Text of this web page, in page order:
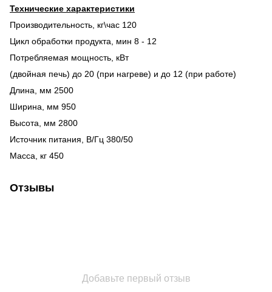
Технические характеристики
Производительность, кг\час 120
Цикл обработки продукта, мин 8 - 12
Потребляемая мощность, кВт
(двойная печь) до 20 (при нагреве) и до 12 (при работе)
Длина, мм 2500
Ширина, мм 950
Высота, мм 2800
Источник питания, В/Гц 380/50
Масса, кг 450
Отзывы
Добавьте первый отзыв